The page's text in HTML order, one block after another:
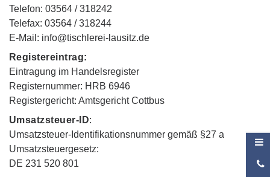
Telefon: 03564 / 318242
Telefax: 03564 / 318244
E-Mail: info@tischlerei-lausitz.de
Registereintrag:
Eintragung im Handelsregister
Registernummer: HRB 6946
Registergericht: Amtsgericht Cottbus
Umsatzsteuer-ID:
Umsatzsteuer-Identifikationsnummer gemäß §27 a
Umsatzsteuergesetz:
DE 231 520 801